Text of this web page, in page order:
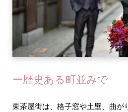
ー歴史ある町並みで
東茶屋街は、格子窓や土壁、曲が